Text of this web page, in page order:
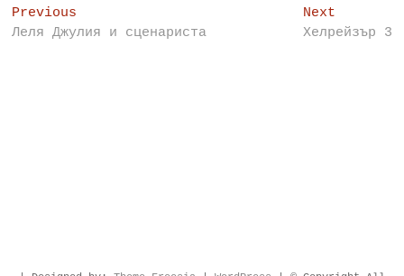
Post
navigation
Previous
post:
Леля Джулия и сценариста
NextNext
post:
Хелрейзър 3